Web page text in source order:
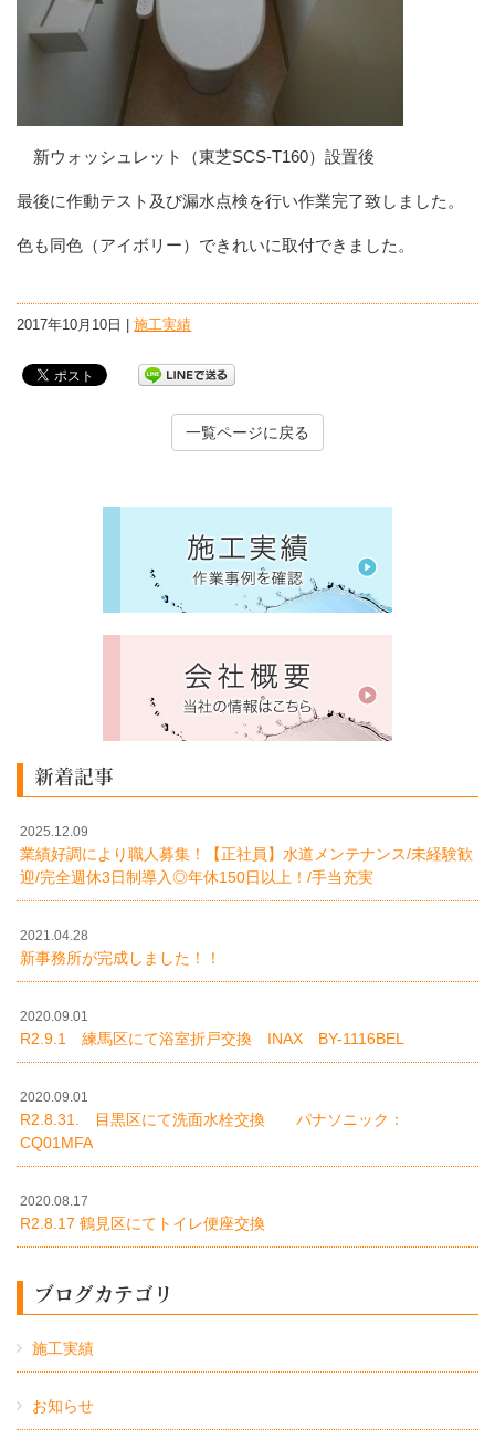
新ウォッシュレット（東芝SCS-T160）設置後
最後に作動テスト及び漏水点検を行い作業完了致しました。
色も同色（アイボリー）できれいに取付できました。
2017年10月10日 | 施工実績
一覧ページに戻る
新着記事
2025.12.09
業績好調により職人募集！【正社員】水道メンテナンス/未経験歓
迎/完全週休3日制導入◎年休150日以上！/手当充実
2021.04.28
新事務所が完成しました！！
2020.09.01
R2.9.1 練馬区にて浴室折戸交換 INAX BY-1116BEL
2020.09.01
R2.8.31. 目黒区にて洗面水栓交換 パナソニック：
CQ01MFA
2020.08.17
R2.8.17 鶴見区にてトイレ便座交換
ブログカテゴリ
施工実績
お知らせ